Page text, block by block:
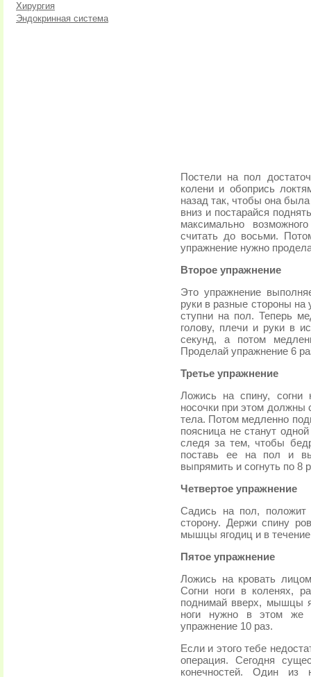
Хирургия
Эндокринная система
Постели на пол
колени и обопрись
назад так, чтобы она
вниз и постарайся
максимально
считать до восьми.
упражнение нужно
Второе упражнение
Это упражнение
руки в разные стороны на
ступни на пол. Теперь
голову, плечи и руки в
секунд, а потом
Проделай упражнение 6
Третье упражнение
Ложись на спину, согни
носочки при этом должны
тела. Потом медленно
поясница не станут
следя за тем, чтобы
поставь ее на пол и
выпрямить и согнуть по 8
Четвертое упражнение
Садись на пол, положит
сторону. Держи спину
мышцы ягодиц и в
Пятое упражнение
Ложись на кровать
Согни ноги в коленях,
поднимай вверх, мышцы
ноги нужно в этом же
упражнение 10 раз.
Если и этого тебе
операция. Сегодня
конечностей. Один из